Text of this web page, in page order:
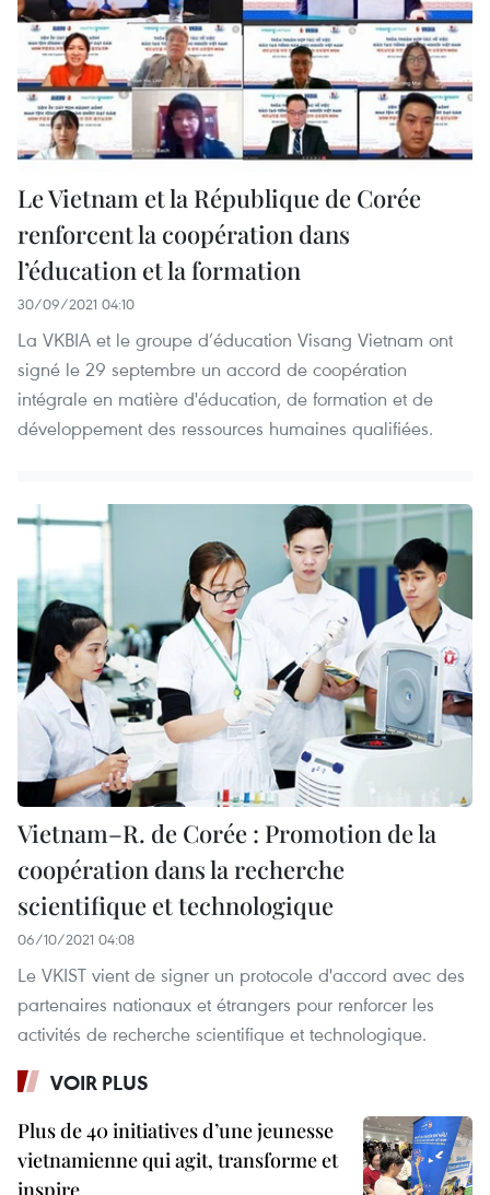
Le Vietnam et la République de Corée
renforcent la coopération dans
l’éducation et la formation
30/09/2021 04:10
La VKBIA et le groupe d’éducation Visang Vietnam ont
signé le 29 septembre un accord de coopération
intégrale en matière d'éducation, de formation et de
développement des ressources humaines qualifiées.
Vietnam–R. de Corée : Promotion de la
coopération dans la recherche
scientifique et technologique
06/10/2021 04:08
Le VKIST vient de signer un protocole d'accord avec des
partenaires nationaux et étrangers pour renforcer les
activités de recherche scientifique et technologique.
VOIR PLUS
Plus de 40 initiatives d’une jeunesse
vietnamienne qui agit, transforme et